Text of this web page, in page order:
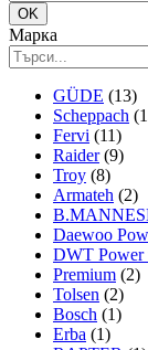
Марка
GÜDE (13)
Scheppach
Fervi (11)
Raider (9)
Troy (8)
Armateh (2)
Daewoo
DWT Power
Premium (2)
Tolsen (2)
Bosch (1)
Erba (1)